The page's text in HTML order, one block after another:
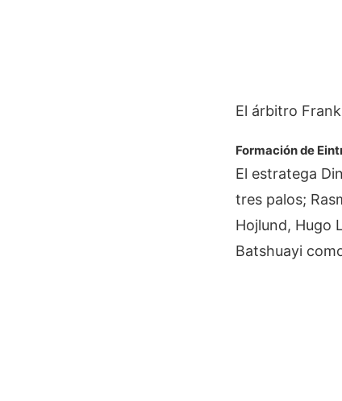
El árbitro
Formación de
El estratega
tres palos;
Hojlund, Hugo
Batshuayi